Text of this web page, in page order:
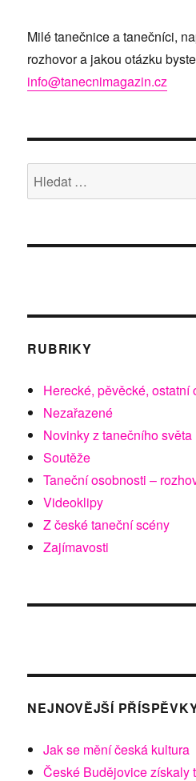
Milé tanečnice a tanečníci,
rozhovor a jakou otázku
info@tanecnimagazin.cz
Hledat:
RUBRIKY
Herecké, pěvěcké,
Nezařazené
Novinky z tanečního světa
Soutěže
Taneční osobnosti –
Videoklipy
Z české taneční scény
Zajímavosti
NEJNOVĚJŠÍ
Jak se mění česká kultura
České Budějovice získaly